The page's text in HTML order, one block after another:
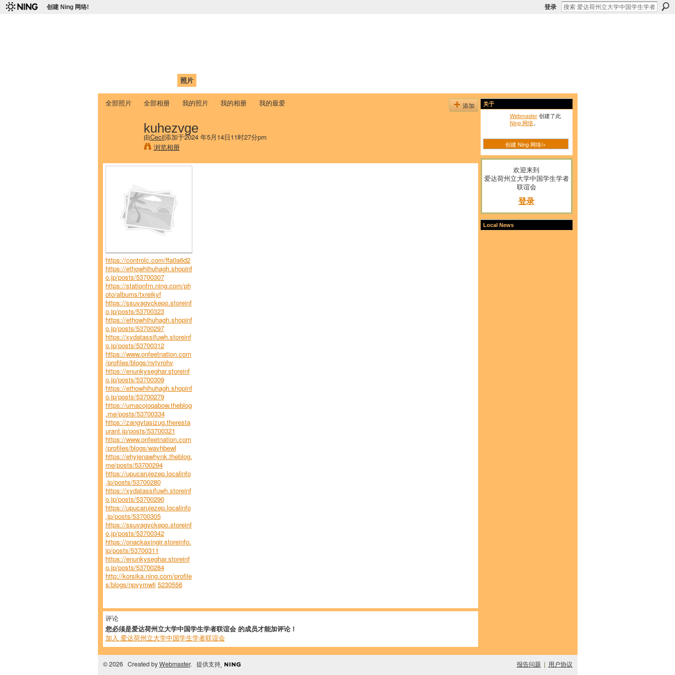
创建 Ning 网络! 登录
照片
全部照片 全部相册 我的照片 我的相册 我的最爱 添加
kuhezvge
由Cecil添加于2024 年5月14日11时27分pm
浏览相册
https://controlc.com/ffa0a6d2
https://ethowhihuhagh.shopinf
o.jp/posts/53700307
https://stationfm.ning.com/ph
oto/albums/txreikyf
https://ssuvagyckepo.storeinf
o.jp/posts/53700323
https://ethowhihuhagh.shopinf
o.jp/posts/53700297
https://xydatassifuwh.storeinf
o.jp/posts/53700312
https://www.onfeetnation.com
/profiles/blogs/nvtyrohv
https://enunkyseghar.storeinf
o.jp/posts/53700309
https://ethowhihuhagh.shopinf
o.jp/posts/53700279
https://umacojoqabow.theblog
.me/posts/53700334
https://zangytasizug.theresta
urant.jp/posts/53700321
https://www.onfeetnation.com
/profiles/blogs/wavhbewl
https://ehyjenawhynk.theblog.
me/posts/53700294
https://upucarujezep.localinfo
.jp/posts/53700280
https://xydatassifuwh.storeinf
o.jp/posts/53700290
https://upucarujezep.localinfo
.jp/posts/53700305
https://ssuvagyckepo.storeinf
o.jp/posts/53700342
https://onackaxingir.storeinfo.
jp/posts/53700311
https://enunkyseghar.storeinf
o.jp/posts/53700284
http://korsika.ning.com/profile
s/blogs/npvymwli 5230556
评论
您必须是爱达荷州立大学中国学生学者联谊会 的成员才能加评论！
加入 爱达荷州立大学中国学生学者联谊会
关于
Webmaster创建了此
Ning 网络。
创建 Ning 网络!»
欢迎来到
爱达荷州立大学中国学生学者
联谊会
登录
Local News
© 2026 Created byWebmaster. 提供支持 报告问题 | 用户协议